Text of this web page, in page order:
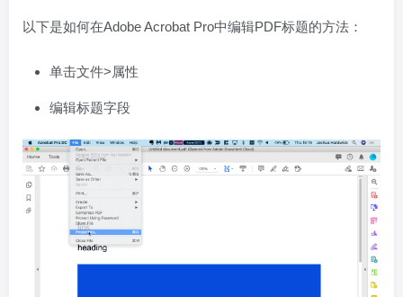
以下是如何在Adobe Acrobat Pro中编辑PDF标题的方法：
单击文件>属性
编辑标题字段